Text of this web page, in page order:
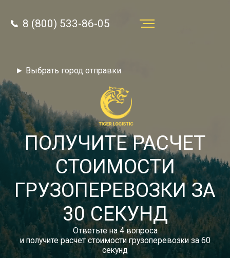
8 (800) 533-86-05
Звонок по России бесплатный
autotransport24@yandex.ru
Тарифы
Отзывы
Статьи
Новости
Документы
► Выбрать город отправки
8 (800) 533-86-05
ПОЛУЧИТЕ РАСЧЕТ
СТОИМОСТИ
ГРУЗОПЕРЕВОЗКИ ЗА
30 СЕКУНД
Ответьте на 4 вопроса
и получите расчет стоимости грузоперевозки за 60
секунд